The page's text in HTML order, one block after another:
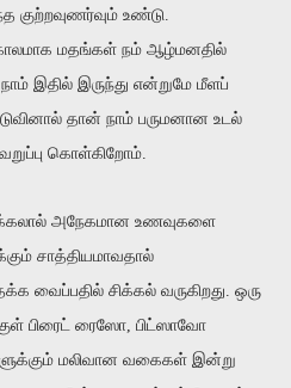
குற்றவுணர்வும் உண்டு.
மதங்கள் நம் ஆழ்மனதில்
இதில் இருந்து என்றுமே மீளப்
தான் நாம் பருமனான உடல்
கொள்கிறோம்.
அநேகமான உணவுகளை
சாத்தியமாவதால்
வைப்பதில் சிக்கல் வருகிறது. ஒரு
பிரைட் ரைஸோ, பிட்ஸாவோ
மலிவான வகைகள் இன்று